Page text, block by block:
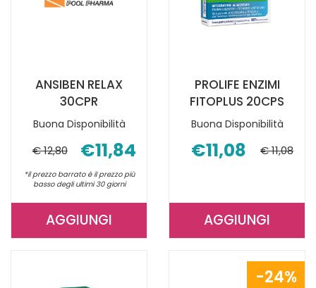
ANSIBEN RELAX
30CPR
Buona Disponibilità
€ 12,80 €11,84
*il prezzo barrato è il prezzo più
basso degli ultimi 30 giorni
AGGIUNGIAGGIUNGI ANSIBEN
PROLIFE ENZIMI
FITOPLUS 20CPS
Buona Disponibilità
€11,08 € 11,08
AGGIUNGI
AGGIUNGI
FITOPLUS
24%